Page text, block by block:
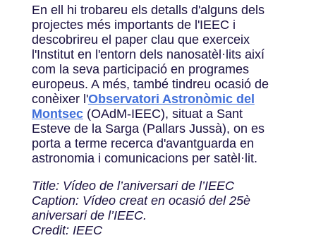
En ell hi trobareu els detalls d'alguns dels
projectes més importants de l'IEEC i
descobrireu el paper clau que exerceix
l'Institut en l'entorn dels nanosatèl·lits així
com la seva participació en programes
europeus. A més, també tindreu ocasió de
conèixer l'Observatori Astronòmic del
Montsec(OAdM-IEEC), situat a Sant
Esteve de la Sarga (Pallars Jussà), on es
porta a terme recerca d'avantguarda en
astronomia i comunicacions per satèl·lit.
Title: Vídeo de l’aniversari de l’IEEC
Caption: Vídeo creat en ocasió del 25è
aniversari de l’IEEC.
Credit: IEEC